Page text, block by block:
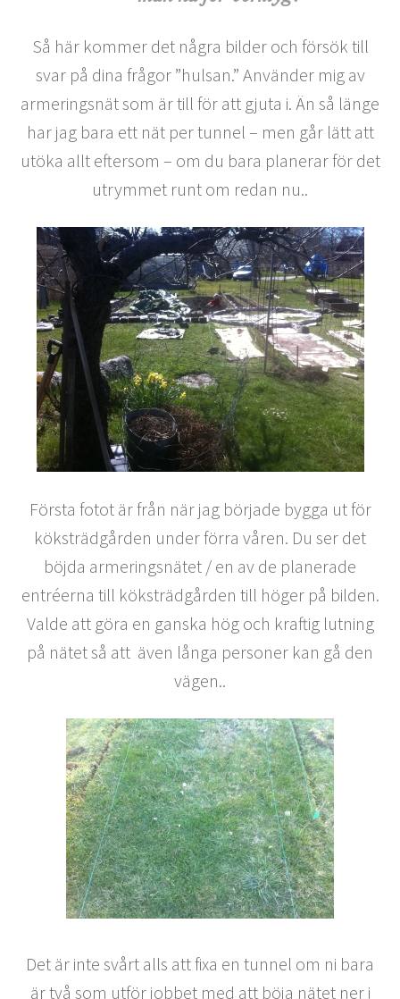
Så här kommer det några bilder och försök till
svar på dina frågor ”hulsan.” Använder mig av
armeringsnät som är till för att gjuta i. Än så länge
har jag bara ett nät per tunnel – men går lätt att
utöka allt eftersom – om du bara planerar för det
utrymmet runt om redan nu..
Första fotot är från när jag började bygga ut för
köksträdgården under förra våren. Du ser det
böjda armeringsnätet / en av de planerade
entréerna till köksträdgården till höger på bilden.
Valde att göra en ganska hög och kraftig lutning
på nätet så att även långa personer kan gå den
vägen..
Det är inte svårt alls att fixa en tunnel om ni bara
är två som utför jobbet med att böja nätet ner i